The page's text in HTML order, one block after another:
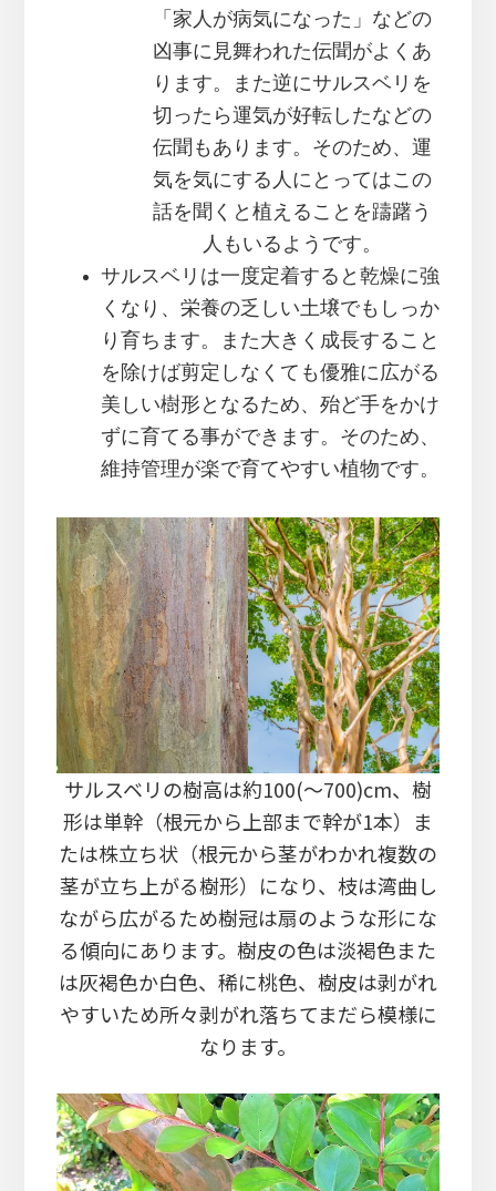
「家人が病気になった」などの
凶事に見舞われた伝聞がよくあ
ります。また逆にサルスベリを
切ったら運気が好転したなどの
伝聞もあります。そのため、運
気を気にする人にとってはこの
話を聞くと植えることを躊躇う
人もいるようです。
サルスベリは一度定着すると乾燥に強
くなり、栄養の乏しい土壌でもしっか
り育ちます。また大きく成長すること
を除けば剪定しなくても優雅に広がる
美しい樹形となるため、殆ど手をかけ
ずに育てる事ができます。そのため、
維持管理が楽で育てやすい植物です。
サルスベリの樹高は約100(～700)cm、樹
形は単幹（根元から上部まで幹が1本）ま
たは株立ち状（根元から茎がわかれ複数の
茎が立ち上がる樹形）になり、枝は湾曲し
ながら広がるため樹冠は扇のような形にな
る傾向にあります。樹皮の色は淡褐色また
は灰褐色か白色、稀に桃色、樹皮は剥がれ
やすいため所々剥がれ落ちてまだら模様に
なります。